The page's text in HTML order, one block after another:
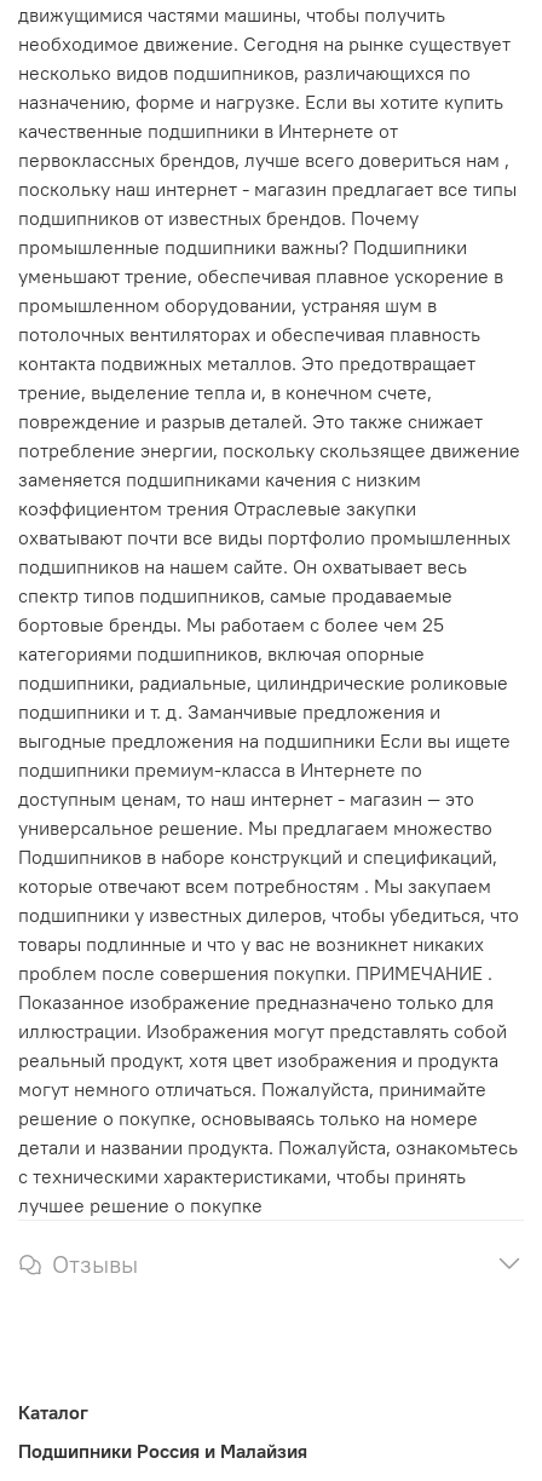
движущимися частями машины, чтобы получить
необходимое движение. Сегодня на рынке существует
несколько видов подшипников, различающихся по
назначению, форме и нагрузке. Если вы хотите купить
качественные подшипники в Интернете от
первоклассных брендов, лучше всего довериться нам ,
поскольку наш интернет - магазин предлагает все типы
подшипников от известных брендов. Почему
промышленные подшипники важны? Подшипники
уменьшают трение, обеспечивая плавное ускорение в
промышленном оборудовании, устраняя шум в
потолочных вентиляторах и обеспечивая плавность
контакта подвижных металлов. Это предотвращает
трение, выделение тепла и, в конечном счете,
повреждение и разрыв деталей. Это также снижает
потребление энергии, поскольку скользящее движение
заменяется подшипниками качения с низким
коэффициентом трения Отраслевые закупки
охватывают почти все виды портфолио промышленных
подшипников на нашем сайте. Он охватывает весь
спектр типов подшипников, самые продаваемые
бортовые бренды. Мы работаем с более чем 25
категориями подшипников, включая опорные
подшипники, радиальные, цилиндрические роликовые
подшипники и т. д. Заманчивые предложения и
выгодные предложения на подшипники Если вы ищете
подшипники премиум-класса в Интернете по
доступным ценам, то наш интернет - магазин — это
универсальное решение. Мы предлагаем множество
Подшипников в наборе конструкций и спецификаций,
которые отвечают всем потребностям . Мы закупаем
подшипники у известных дилеров, чтобы убедиться, что
товары подлинные и что у вас не возникнет никаких
проблем после совершения покупки. ПРИМЕЧАНИЕ .
Показанное изображение предназначено только для
иллюстрации. Изображения могут представлять собой
реальный продукт, хотя цвет изображения и продукта
могут немного отличаться. Пожалуйста, принимайте
решение о покупке, основываясь только на номере
детали и названии продукта. Пожалуйста, ознакомьтесь
с техническими характеристиками, чтобы принять
лучшее решение о покупке
Отзывы
Каталог
Подшипники Россия и Малайзия